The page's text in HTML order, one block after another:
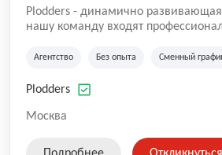
Plodders - динамично
нашу команду входят
на рынке аутсорсинга, а
оказываемых услуг.
Агентство Без опыта Сменный
Plodders
Москва